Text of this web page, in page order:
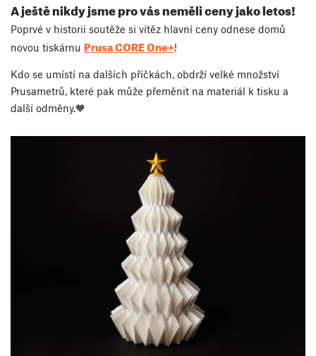
A ještě nikdy jsme pro vás neměli ceny jako letos!
Poprvé v historii soutěže si vítěz hlavní ceny odnese domů
novou tiskárnu Prusa CORE One+!
Kdo se umístí na dalších příčkách, obdrží velké množství
Prusametrů, které pak může přeměnit na materiál k tisku a
další odměny.🧡